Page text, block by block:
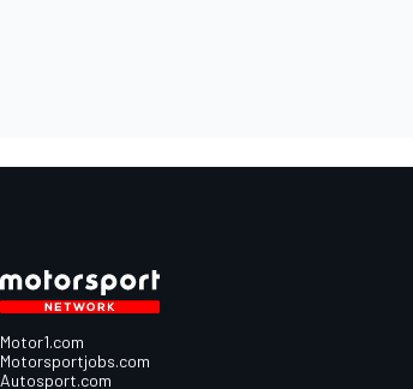
Motor1.com
Motorsportjobs.com
Autosport.com